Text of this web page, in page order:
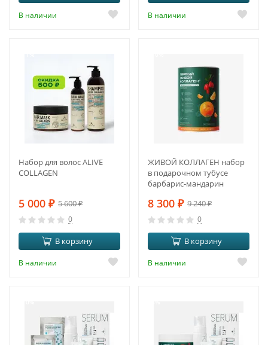
В наличии В наличии
Набор для волос ALIVE
COLLAGEN
5 000 ₽ 5 600₽
0
В корзину
В наличии
ЖИВОЙ КОЛЛАГЕН набор
в подарочном тубусе
барбарис-мандарин
8 300 ₽ 9 240₽
0
В корзину
В наличии